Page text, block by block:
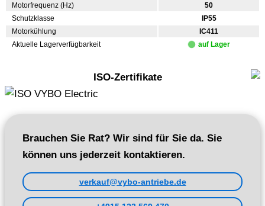
Motorfrequenz (Hz)
50
Schutzklasse
IP55
Motorkühlung
IC411
Aktuelle Lagerverfügbarkeit
auf Lager
ISO-Zertifikate
Brauchen Sie Rat? Wir sind für Sie da. Sie
können uns jederzeit kontaktieren.
verkauf@vybo-antriebe.de